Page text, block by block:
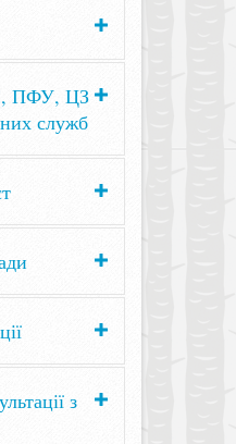
ПФУ, ЦЗ
служб
з